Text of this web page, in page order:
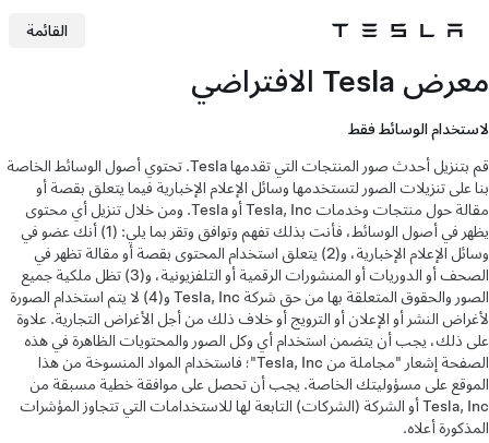
Tesla القائمة
معرض Tesla الافتراضي
لاستخدام الوسائط فقط
قم بتنزيل أحدث صور المنتجات التي تقدمها Tesla. تحتوي أصول الوسائط الخاصة
بنا على تنزيلات الصور لتستخدمها وسائل الإعلام الإخبارية فيما يتعلق بقصة أو
مقالة حول منتجات وخدمات Tesla, Inc أو Tesla. ومن خلال تنزيل أي محتوى
يظهر في أصول الوسائط، فأنت بذلك تفهم وتوافق وتقر بما يلي: (1) أنك عضو في
وسائل الإعلام الإخبارية، و(2) يتعلق استخدام المحتوى بقصة أو مقالة تظهر في
الصحف أو الدوريات أو المنشورات الرقمية أو التلفزيونية، و(3) تظل ملكية جميع
الصور والحقوق المتعلقة بها من حق شركة Tesla, Inc و(4) لا يتم استخدام الصورة
لأغراض النشر أو الإعلان أو الترويج أو خلاف ذلك من أجل الأغراض التجارية. علاوة
على ذلك، يجب أن يتضمن استخدام أي وكل الصور والمحتويات الظاهرة في هذه
الصفحة إشعار "مجاملة من Tesla, Inc"؛ فاستخدام المواد المنسوخة من هذا
الموقع على مسؤوليتك الخاصة. يجب أن تحصل على موافقة خطية مسبقة من
Tesla, Inc أو الشركة (الشركات) التابعة لها للاستخدامات التي تتجاوز المؤشرات
المذكورة أعلاه.